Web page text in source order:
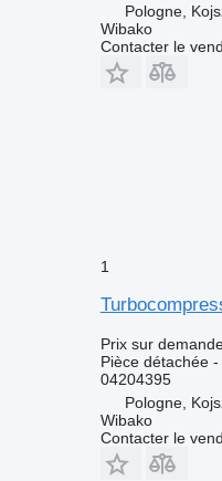
Pologne,
Wibako
Contacter le
1
Prix sur
Pièce détachée
04204395
Pologne,
Wibako
Contacter le